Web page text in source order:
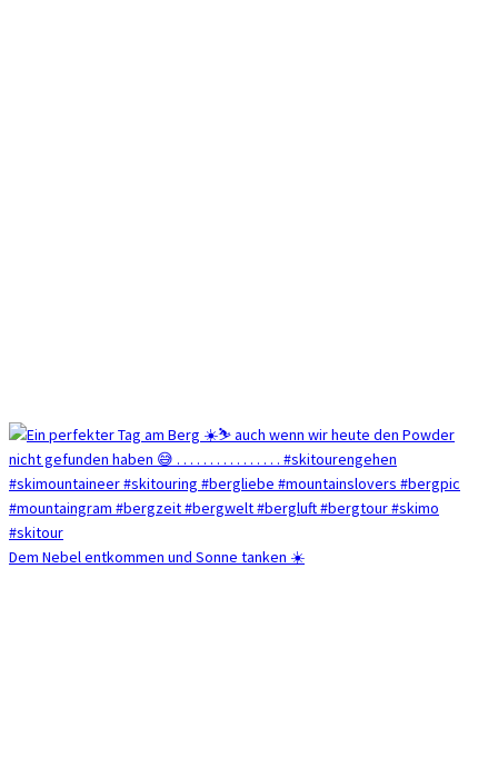
Dem Nebel entkommen und Sonne tanken ☀️